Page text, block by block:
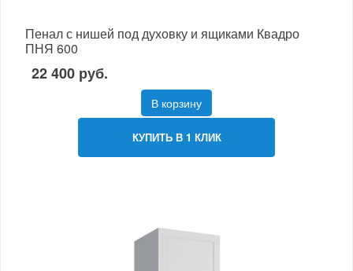
Пенал с нишей под духовку и ящиками Квадро
ПНЯ 600
22 400 руб.
В корзину
КУПИТЬ В 1 КЛИК